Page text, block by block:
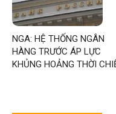
NGA: HỆ THỐNG NGÂN
HÀNG TRƯỚC ÁP LỰC
KHỦNG HOẢNG THỜI